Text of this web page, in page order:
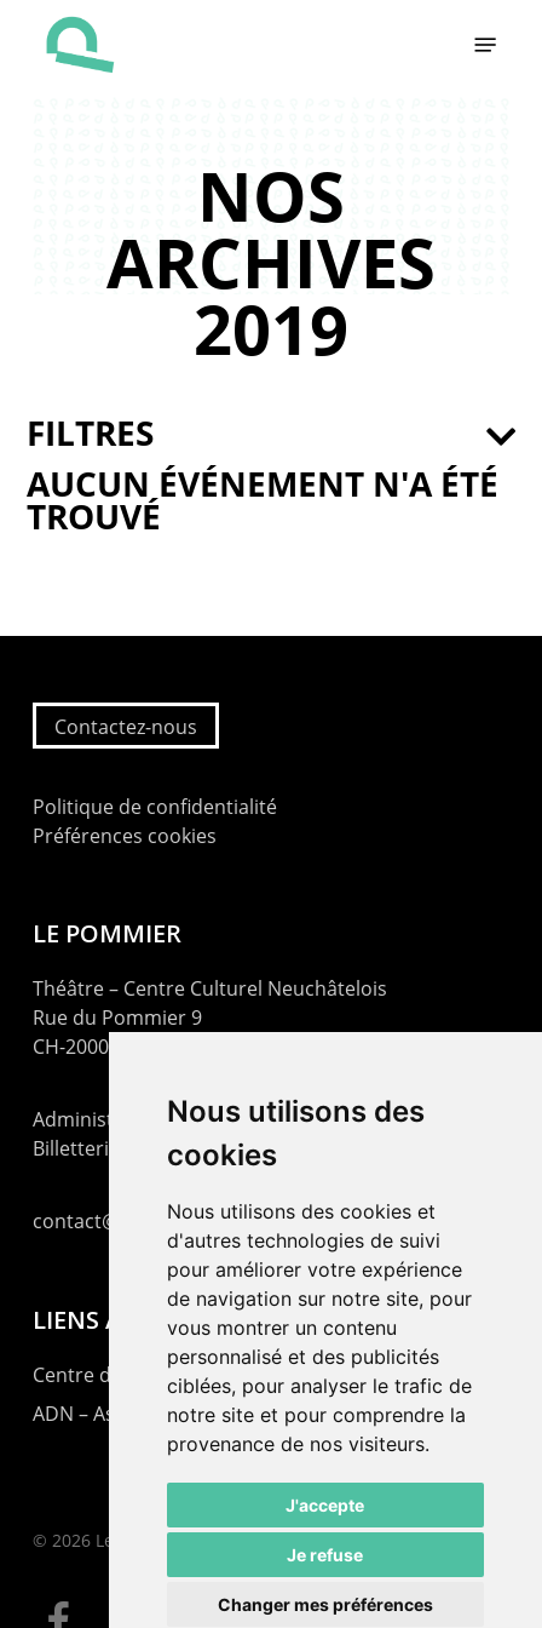
Nous utilisons des
cookies
Nous utilisons des cookies et
d'autres technologies de suivi
pour améliorer votre expérience
de navigation sur notre site, pour
vous montrer un contenu
personnalisé et des publicités
ciblées, pour analyser le trafic de
notre site et pour comprendre la
provenance de nos visiteurs.
J'accepte
Je refuse
Changer mes préférences
NOS
ARCHIVES
2019
AUCUN ÉVÉNEMENT N'A ÉTÉ
TROUVÉ
FILTRES
Contactez-nous
Politique de confidentialité
Préférences cookies
LE POMMIER
Théâtre – Centre Culturel Neuchâtelois
Rue du Pommier 9
CH-2000 Neuchâtel
Administration : +41 32 725 03 03
Billetterie : +41 32 725 05 05
contact@lepommier.ch
LIENS AMIS
Centre de culture ABC
ADN – Association Danse Neuchâtel
© 2026 Le Pommier.
facebook email